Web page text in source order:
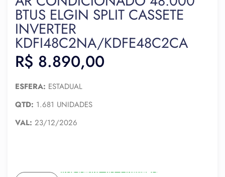
BTUS ELGIN SPLIT CASSETE
INVERTER
KDFI48C2NA/KDFE48C2CA
R$ 8.890,00
ESFERA: ESTADUAL
QTD: 1.681 UNIDADES
VAL: 23/12/2026
ADICIONAR AO CARRINHO